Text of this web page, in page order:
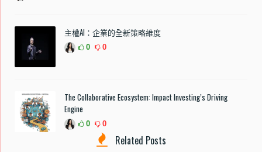
主權AI：企業的全新策略維度
0 0
The Collaborative Ecosystem: Impact Investing’s Driving
Engine
0 0
Related Posts